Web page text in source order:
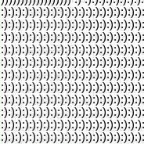
:):):):):):):):):):):):):):):)
:):):):):):):):):):):):):):):)
:):):):):):):):):):):):):):):)
:):):):):):):):):):):):):):):)
:):):):):):):):):):):):):):):)
:):):):):):):):):):):):):):):)
:):):):):):):):):):):):):):):)
:):):):):):):):):):):):):):):)
:):):):):):):):):):):):):):):)
:):):):):):):):):):):):):):):)
:):):):):):):):):):):):):):):)